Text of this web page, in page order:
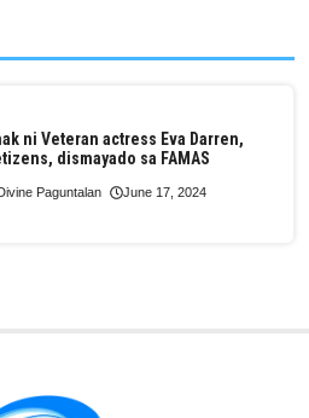
ni Veteran actress Eva Darren,
dismayado sa FAMAS
Paguntalan June 17, 2024